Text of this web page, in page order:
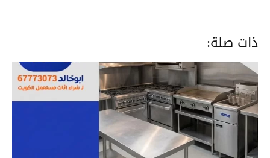
ذات صلة: